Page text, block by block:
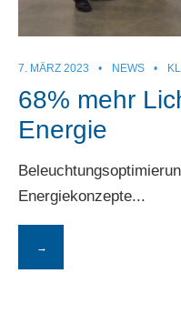
7. MÄRZ 2023 • NEWS •
68% mehr
Energie
Energiekonzepte...
→